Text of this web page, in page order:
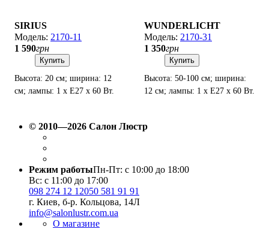
SIRIUS
2170-11
1 590грн
Купить
Высота: 20 см; ширина: 12
см; лампы: 1 х Е27 х 60 Вт.
WUNDERLICHT
2170-31
1 350грн
Купить
Высота: 50-100 см; ширина:
12 см; лампы: 1 х Е27 х 60 Вт.
© 2010—2026 Салон Люстр
Режим работыПн-Пт: с 10:00 до 18:00
Вс: с 11:00 до 17:00
098 274 12 12050 581 91 91
г. Киев, б-р. Кольцова, 14Л
info@salonlustr.com.ua
О магазине